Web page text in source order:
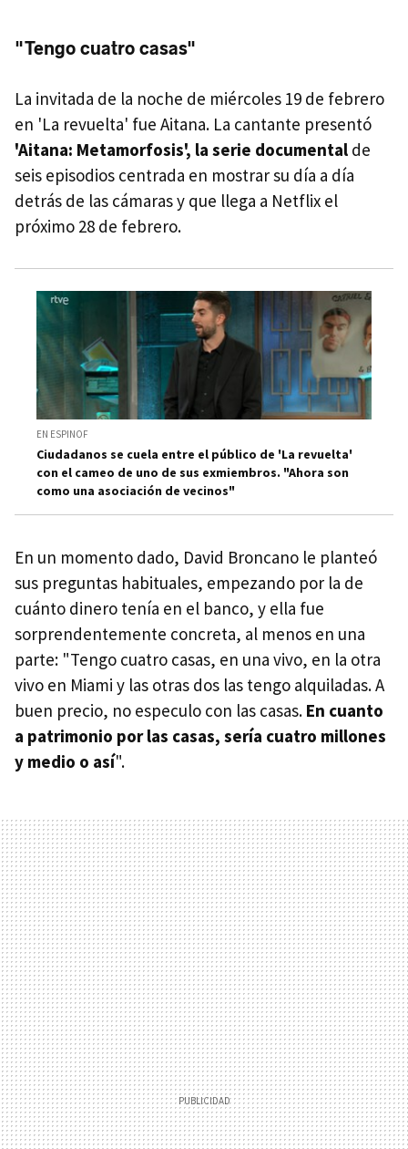
"Tengo cuatro casas"
La invitada de la noche de miércoles 19 de febrero
en 'La revuelta' fue Aitana. La cantante presentó
'Aitana: Metamorfosis', la serie documental de
seis episodios centrada en mostrar su día a día
detrás de las cámaras y que llega a Netflix el
próximo 28 de febrero.
EN ESPINOF
Ciudadanos se cuela entre el público de 'La revuelta'
con el cameo de uno de sus exmiembros. "Ahora son
como una asociación de vecinos"
En un momento dado, David Broncano le planteó
sus preguntas habituales, empezando por la de
cuánto dinero tenía en el banco, y ella fue
sorprendentemente concreta, al menos en una
parte: "Tengo cuatro casas, en una vivo, en la otra
vivo en Miami y las otras dos las tengo alquiladas. A
buen precio, no especulo con las casas. En cuanto
a patrimonio por las casas, sería cuatro millones
y medio o así".